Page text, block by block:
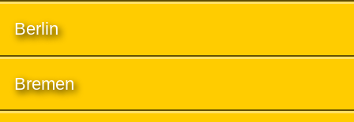
Berlin
Bremen